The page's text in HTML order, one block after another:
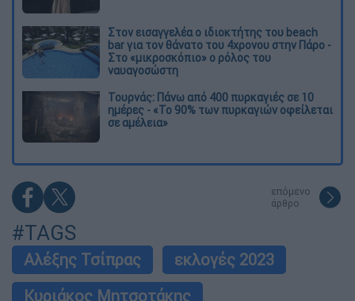
Στον εισαγγελέα ο ιδιοκτήτης του beach
bar για τον θάνατο του 4χρονου στην Πάρο -
Στο «μικροσκόπιο» ο ρόλος του
ναυαγοσώστη
Τουρνάς: Πάνω από 400 πυρκαγιές σε 10
ημέρες - «Το 90% των πυρκαγιών οφείλεται
σε αμέλεια»
επόμενο
άρθρο
#TAGS
Αλέξης Τσίπρας
εκλογές 2023
Κυριάκος Μητσοτάκης